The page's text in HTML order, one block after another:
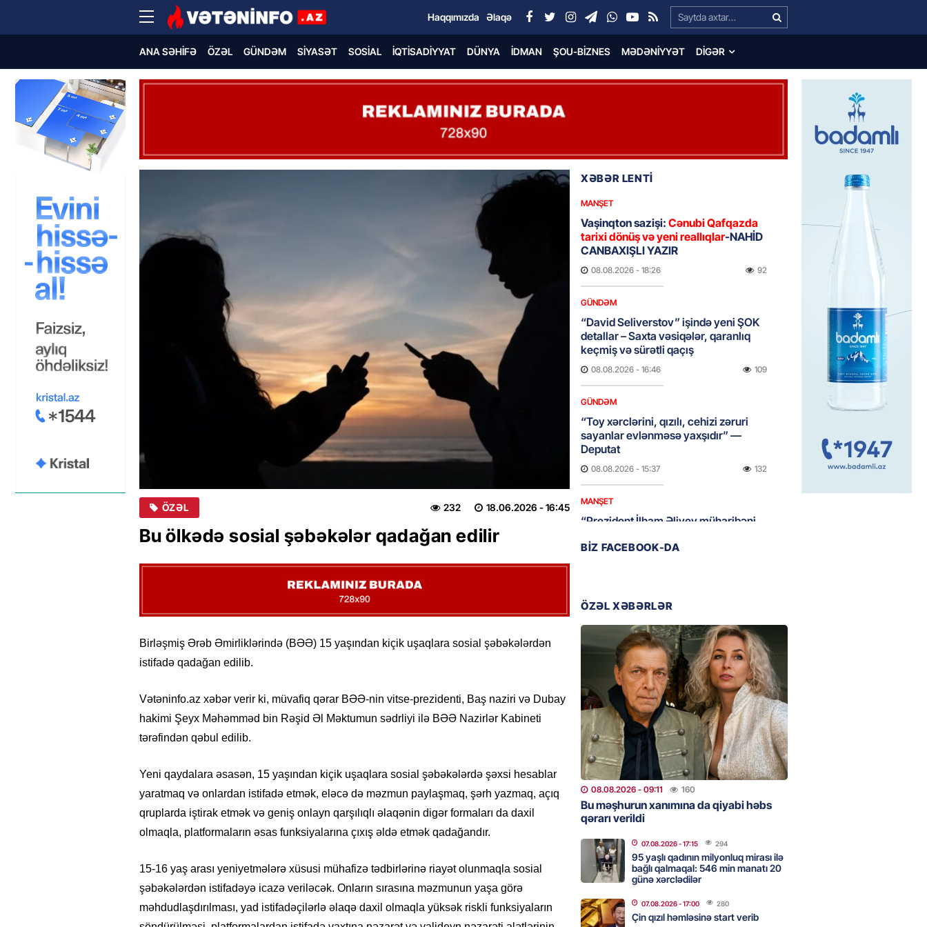
Search…
Haqqımızda Əlaqə
ANA SƏHIFƏ ÖZƏL GÜNDƏM SIYASƏT SOSIAL İQTISADIYYAT DÜNYA İDMAN ŞOU-BIZNES MƏDƏNIYYƏT DIGƏR
ÖZƏL 18.06.2026 - 16:45
232
Bu ölkədə sosial şəbəkələr qadağan edilir
Birləşmiş Ərəb Əmirliklərində (BƏƏ) 15 yaşından kiçik uşaqlara sosial şəbəkələrdən
istifadə qadağan edilib.
Vətəninfo.az xəbər verir ki, müvafiq qərar BƏƏ-nin vitse-prezidenti, Baş naziri və Dubay
hakimi Şeyx Məhəmməd bin Rəşid Əl Məktumun sədrliyi ilə BƏƏ Nazirlər Kabineti
tərəfindən qəbul edilib.
Yeni qaydalara əsasən, 15 yaşından kiçik uşaqlara sosial şəbəkələrdə şəxsi hesablar
yaratmaq və onlardan istifadə etmək, eləcə də məzmun paylaşmaq, şərh yazmaq, açıq
qruplarda iştirak etmək və geniş onlayn qarşılıqlı əlaqənin digər formaları da daxil
olmaqla, platformaların əsas funksiyalarına çıxış əldə etmək qadağandır.
15-16 yaş arası yeniyetmələrə xüsusi mühafizə tədbirlərinə riayət olunmaqla sosial
şəbəkələrdən istifadəyə icazə veriləcək. Onların sırasına məzmunun yaşa görə
məhdudlaşdırılması, yad istifadəçilərlə əlaqə daxil olmaqla yüksək riskli funksiyaların
XƏBƏR LENTİ
MANŞET
Vaşinqton sazişi: Cənubi Qafqazda
tarixi dönüş və yeni reallıqlar-NAHİD
CANBAXIŞLI YAZIR
08.08.2026 - 18:26 92
GÜNDƏM
“David Seliverstov” işində yeni ŞOK
detallar – Saxta vəsiqələr, qaranlıq
keçmiş və sürətli qaçış
08.08.2026 - 16:46 109
GÜNDƏM
“Toy xərclərini, qızılı, cehizi zəruri
sayanlar evlənməsə yaxşıdır” —
Deputat
08.08.2026 - 15:37 132
MANŞET
“Prezident İlham Əliyev müharibəni
Video
BANNER
08.08.2026- 14:39 96
MANŞET
Nikol Paşinyan Prezident İlham Əliyevə
ZƏNG ETDİ
08.08.2026- 12:59 164
ÖLKƏ
Xocavənddə traktor minaya düşdü
08.08.2026- 12:09 139
GÜNDƏM
“Ermənistan ötən il avqustun 8-nə
qədər dalanda idi”
08.08.2026
BIZ FACEBOOK-DA
ÖZƏL XƏBƏRLƏR
08.08.2026 - 09:11 160
Bu məşhurun xanımına da qiyabi həbs
qərarı verildi
07.08.2026- 17:15 294
95 yaşlı qadının milyonluq mirası ilə
bağlı qalmaqal: 546 min manatı 20
günə xərclədilər
07.08.2026- 17:00 280
Çin qızıl həmləsinə start verib